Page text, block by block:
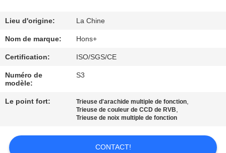
CONTRÔLE
DE
QUALITÉ
CONTACTEZ-
NOUS
DEMANDEZ
Lieu d'origine: La Chine
Nom de marque: Hons+
Certification: ISO/SGS/CE
Numéro de
modèle:
S3
Le point fort: Trieuse d'arachide multiple de fonction,
Trieuse de couleur de CCD de RVB,
Trieuse de noix multiple de fonction
CONTACT!